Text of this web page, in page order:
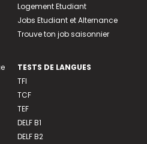
Logement Etudiant
Jobs Etudiant et Alternance
Trouve ton job saisonnier
TESTS DE LANGUES
TFI
TCF
TEF
DELF B1
DELF B2